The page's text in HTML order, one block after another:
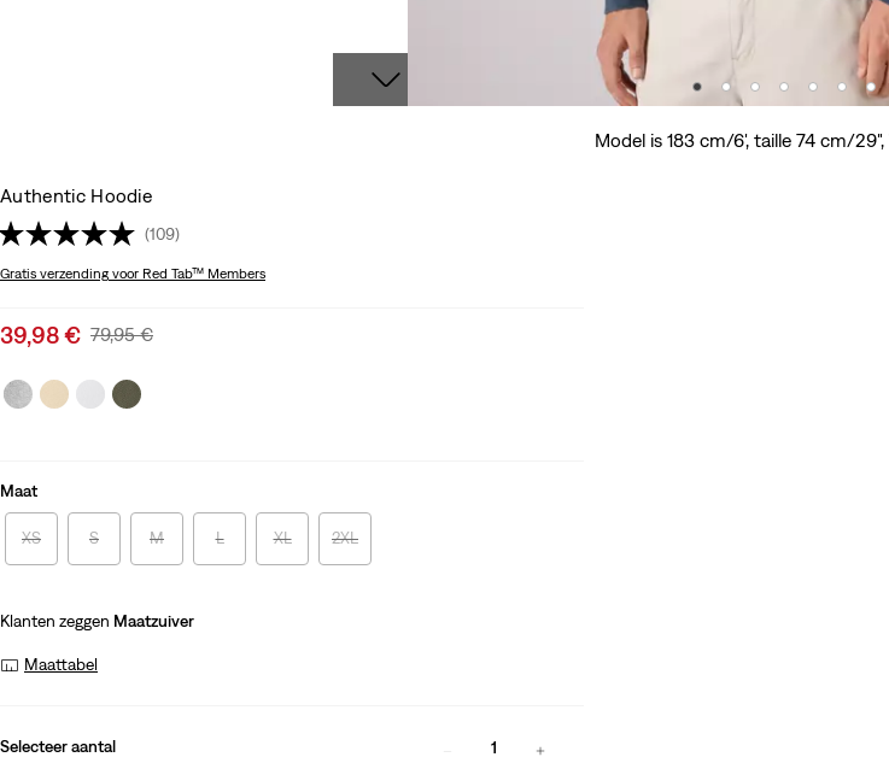
Model is 183 cm/6', taille 74 cm/29",
Authentic Hoodie
(109)
Gratis verzending voor Red Tab™ Members
Sale
is
39,98 € Original
Was
79,95 €
Maat
XS S M L XL 2XL
Klanten zeggen Maatzuiver
Maattabel
Selecteer aantal 1